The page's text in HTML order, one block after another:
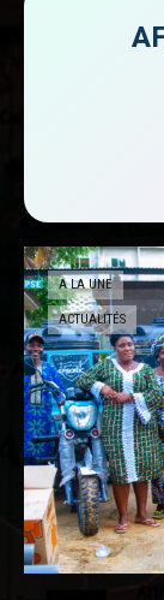
A LA UNE
ACTUALITÉS